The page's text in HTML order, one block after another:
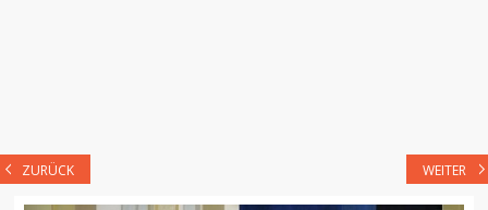
ZURÜCK WEITER